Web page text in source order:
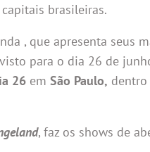
brasileiras.
, que apresenta seus
para o dia 26 de
26 em São Paulo,
, faz os shows de